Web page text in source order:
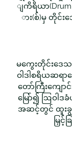
ျကိရိယာ
ား(စ်)မှ တိုင်း
မကွေးတိုင်းဒေသ
ဝါဒါစရိယဆရာ
တော်ကြီးကျောင်
မြော်၍ ဩဝါဒ
အဆင့်တွင် ထူးချွန်
မြှင့်